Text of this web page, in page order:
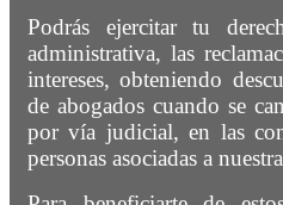
Podrás ejercitar tu
administrativa, las
intereses, obteniendo
de abogados cuando se
por vía judicial, en las
personas asociadas a